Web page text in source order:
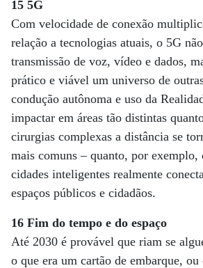
15 5G
Com velocidade de conexão
relação a tecnologias atuais, o 5G
transmissão de voz, vídeo e dados,
prático e viável um universo de
condução autônoma e uso da
impactar em áreas tão distintas
cirurgias complexas a distância se
mais comuns – quanto, por exemplo,
cidades inteligentes realmente
espaços públicos e cidadãos.
16 Fim do tempo e do espaço
Até 2030 é provável que riam se
o que era um cartão de embarque, ou